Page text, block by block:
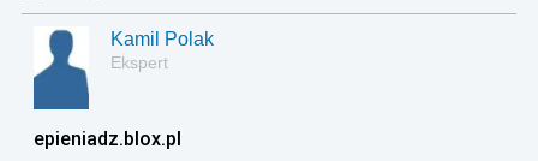
Kamil Polak
Ekspert
epieniadz.blox.pl